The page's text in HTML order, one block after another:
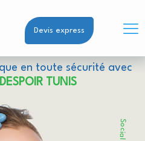
Devis express
en toute sécurité avec
TUNIS
Social